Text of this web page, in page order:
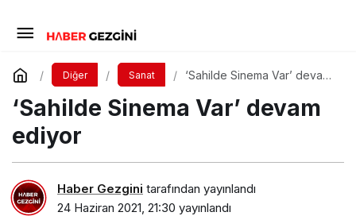
Diğer Sanat
‘Sahilde Sinema Var’ devam
‘Sahilde Sinema Var’ devam
ediyor
Haber Gezgini tarafından yayınlandı
24 Haziran 2021, 21:30 yayınlandı